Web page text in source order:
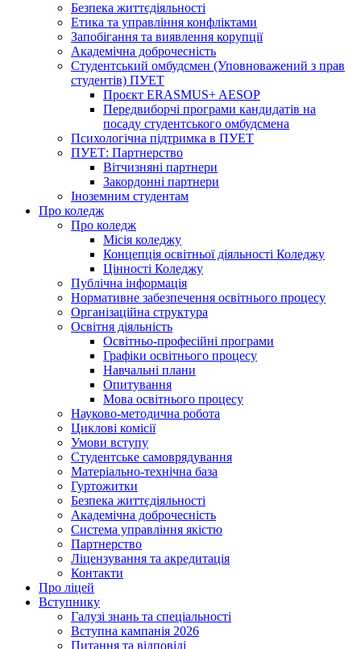
Безпека життєдіяльності
Етика та управління конфліктами
Запобігання та виявлення корупції
Академічна доброчесність
Студентський омбудсмен (Уповноважений з прав
студентів) ПУЕТ
Проєкт ERASMUS+ AESOP
Передвиборчі програми кандидатів на
посаду студентського омбудсмена
Психологічна підтримка в ПУЕТ
ПУЕТ: Партнерство
Вітчизняні партнери
Закордонні партнери
Іноземним студентам
Про коледж
Про коледж
Місія коледжу
Концепція освітньої діяльності Коледжу
Цінності Коледжу
Публічна інформація
Нормативне забезпечення освітнього процесу
Організаційна структура
Освітня діяльність
Освітньо-професійні програми
Графіки освітнього процесу
Навчальні плани
Опитування
Мова освітнього процесу
Науково-методична робота
Циклові комісії
Умови вступу
Студентське самоврядування
Матеріально-технічна база
Гуртожитки
Безпека життєдіяльності
Академічна доброчесність
Система управління якістю
Партнерство
Ліцензування та акредитація
Контакти
Про ліцей
Вступнику
Галузі знань та спеціальності
Вступна кампанія 2026
Питання та відповіді